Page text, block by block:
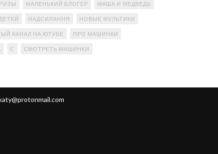
МАЛЕНЬКИЙ БЛОГЕР МАША И МЕДВЕДЬ
НАДСИЛАННЯ НОВЫЕ МУЛЬТИКИ
КАНАЛ НА ЮТУБЕ ПРО МАШИНКИ
С СМОТРЕТЬ МАШИНКИ